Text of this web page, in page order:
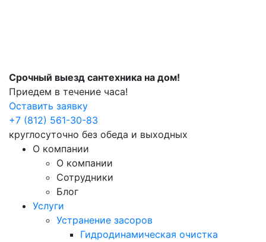
Срочный выезд сантехника на дом!
Приедем в течение часа!
Оставить заявку
+7 (812) 561-30-83
круглосуточно без обеда и выходных
О компании
О компании
Сотрудники
Блог
Услуги
Устранение засоров
Гидродинамическая очистка